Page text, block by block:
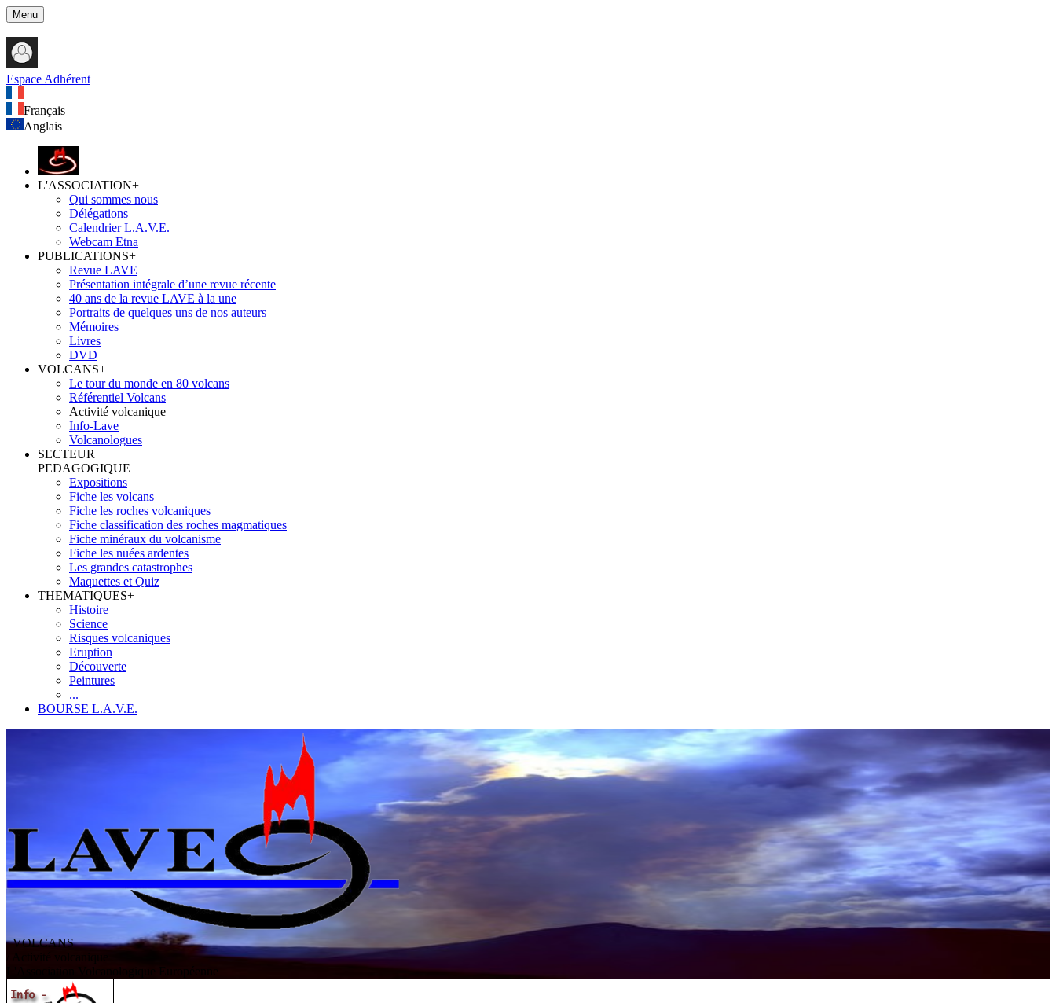
Menu
Espace Adhérent
Français
Anglais
L'ASSOCIATION+
Qui sommes nous
Délégations
Calendrier L.A.V.E.
Webcam Etna
PUBLICATIONS+
Revue LAVE
Présentation intégrale d’une revue récente
40 ans de la revue LAVE à la une
Portraits de quelques uns de nos auteurs
Mémoires
Livres
DVD
VOLCANS+
Le tour du monde en 80 volcans
Référentiel Volcans
Activité volcanique
Info-Lave
Volcanologues
SECTEUR
PEDAGOGIQUE+
Expositions
Fiche les volcans
Fiche les roches volcaniques
Fiche classification des roches magmatiques
Fiche minéraux du volcanisme
Fiche les nuées ardentes
Les grandes catastrophes
Maquettes et Quiz
THEMATIQUES+
Histoire
Science
Risques volcaniques
Eruption
Découverte
Peintures
...
BOURSE L.A.V.E.
VOLCANS
olcanologique